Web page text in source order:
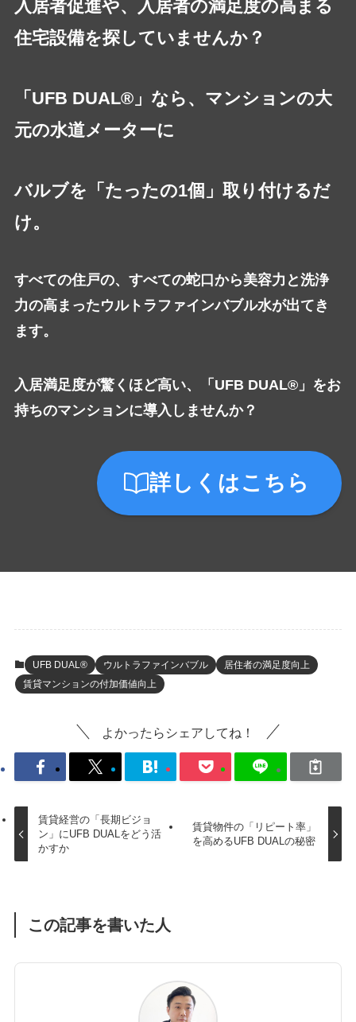
入居者促進や、入居者の満足度の高まる
住宅設備を探していませんか？
「UFB DUAL®」なら、マンションの大
元の水道メーターに
バルブを「たったの1個」取り付けるだ
け。
すべての住戸の、すべての蛇口から美容力と洗浄
力の高まったウルトラファインバブル水が出てき
ます。
入居満足度が驚くほど高い、「UFB DUAL®」をお
持ちのマンションに導入しませんか？
詳しくはこちら
UFB DUAL® ウルトラファインバブル
居住者の満足度向上
賃貸マンションの付加価値向上
よかったらシェアしてね！
賃貸経営の「長期ビジョ
ン」にUFB DUALをどう活
かすか
賃貸物件の「リピート率」
を高めるUFB DUALの秘密
この記事を書いた人